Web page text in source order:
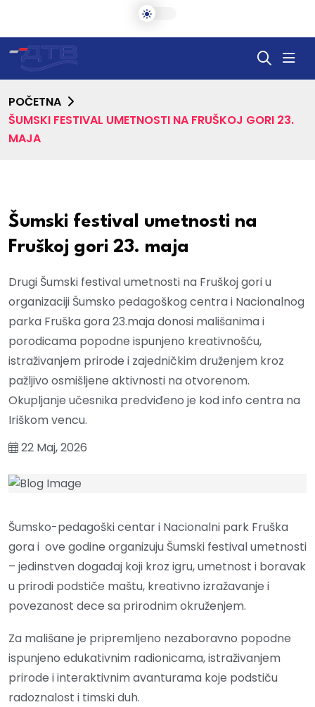
POČETNA
ŠUMSKI FESTIVAL UMETNOSTI NA FRUŠKOJ GORI 23.
MAJA
Šumski festival umetnosti na
Fruškoj gori 23. maja
Drugi Šumski festival umetnosti na Fruškoj gori u
organizaciji Šumsko pedagoškog centra i Nacionalnog
parka Fruška gora 23.maja donosi mališanima i
porodicama popodne ispunjeno kreativnošću,
istraživanjem prirode i zajedničkim druženjem kroz
pažljivo osmišljene aktivnosti na otvorenom.
Okupljanje učesnika predviđeno je kod info centra na
Iriškom vencu.
22 Maj, 2026
Šumsko-pedagoški centar i Nacionalni park Fruška
gora i ove godine organizuju Šumski festival umetnosti
– jedinstven događaj koji kroz igru, umetnost i boravak
u prirodi podstiče maštu, kreativno izražavanje i
povezanost dece sa prirodnim okruženjem.
Za mališane je pripremljeno nezaboravno popodne
ispunjeno edukativnim radionicama, istraživanjem
prirode i interaktivnim avanturama koje podstiču
radoznalost i timski duh.